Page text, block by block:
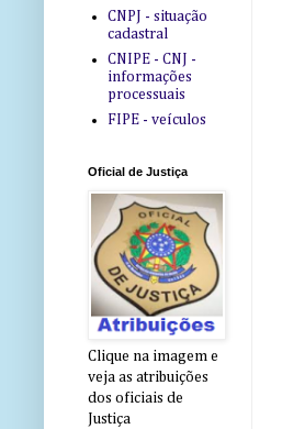
CNPJ - situação
cadastral
CNIPE - CNJ -
informações
processuais
FIPE - veículos
Oficial de Justiça
Clique na imagem e
veja as atribuições
dos oficiais de
Justiça